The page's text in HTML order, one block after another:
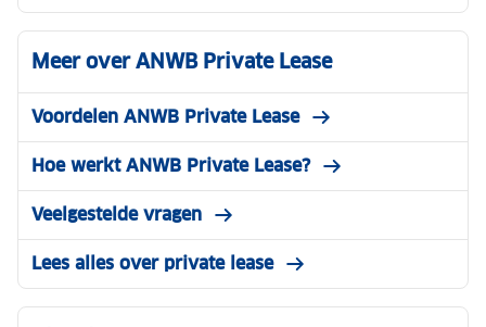
Meer over ANWB Private Lease
Voordelen ANWB Private Lease
Hoe werkt ANWB Private Lease?
Veelgestelde vragen
Lees alles over private lease